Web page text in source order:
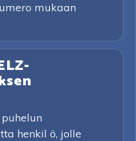
mukaan
henkil ö, jolle